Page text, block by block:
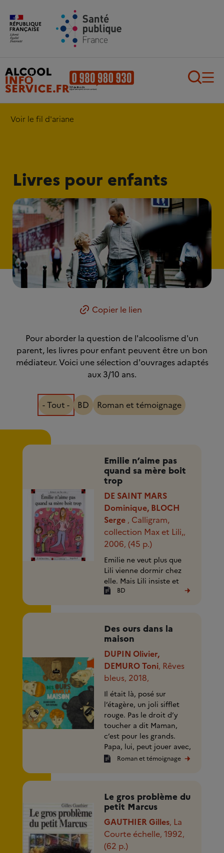
Aller au contenu principal
Voir le fil d'ariane
Livres pour enfants
Copier le lien
Pour aborder la question de l'alcoolisme d'un
parent, les livres pour enfant peuvent être un bon
médiateur. Voici une sélection d'ouvrages adaptés
aux 3/10 ans.
- Tout - BD Roman et témoignage
Emilie n’aime pas
quand sa mère boit
trop
DE SAINT MARS
Dominique, BLOCH
Serge , Calligram,
collection Max et Lili,,
2006,(45 p.)
Emilie ne veut plus que
Lili vienne dormir chez
elle. Mais Lili insiste et
elle découvre la maman
A partir (...)
BD
Des ours dans la
maison
DUPIN Olivier,
DEMURO Toni, Rêves
bleus, 2018,
Il était là, posé sur
l’étagère, un joli sifflet
rouge. Pas le droit d’y
toucher a dit Maman,
c’est pour les grands.
Papa, lui, peut jouer avec,
et quand il (...)
Roman et témoignage
Le gros problème du
petit Marcus
GAUTHIER Gilles, La
Courte échelle,1992,
(62 p.)